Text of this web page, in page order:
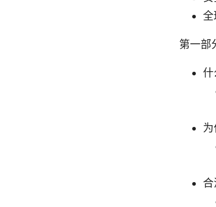
全
第一部
什